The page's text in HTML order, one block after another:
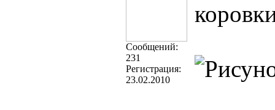
Cообщений:
231
Регистрация:
23.02.2010